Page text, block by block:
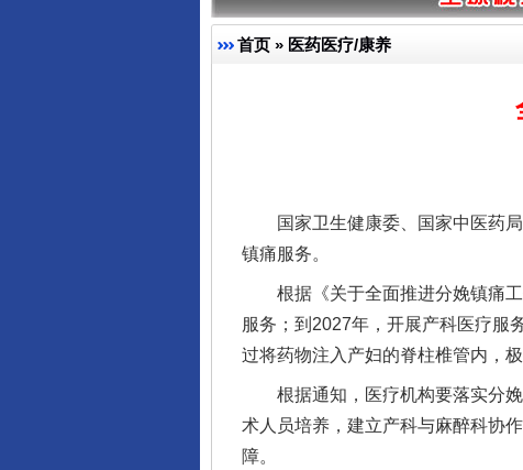
首页 » 医药医疗/康养
国家卫生健康委、国家中医药局
镇痛服务。
根据《关于全面推进分娩镇痛工
服务；到2027年，开展产科医疗服
过将药物注入产妇的脊柱椎管内，
根据通知，医疗机构要落实分娩
术人员培养，建立产科与麻醉科协
障。